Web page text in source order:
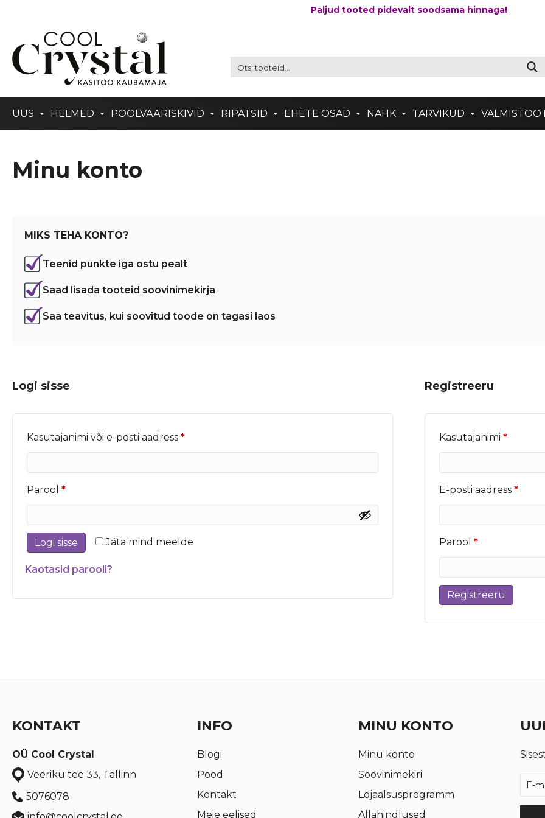
Paljud tooted pidevalt soodsama hinnaga!
UUS HELMED POOLVÄÄRISKIVID RIPATSID EHETE OSAD NAHK TARVIKUD
Minu konto
MIKS TEHA KONTO?
Teenid punkte iga ostu pealt
Saad lisada tooteid soovinimekirja
Saa teavitus, kui soovitud toode on tagasi laos
Logi sisse
Kasutajanimi või e-posti aadress *Nõutud
Parool *Nõutud
Jäta mind meelde
Logi sisse
Kaotasid parooli?
Registreeru
Kasutajanimi*
E-posti aadress*
Parool*Nõutud
Registreeru
KONTAKT
OÜ Cool Crystal
Veeriku tee 33, Tallinn
5076078
INFO
Blogi
Pood
Kontakt
Meie eelised
MINU KONTO
Minu konto
Soovinimekiri
Lojaalsusprogramm
Allahindlused